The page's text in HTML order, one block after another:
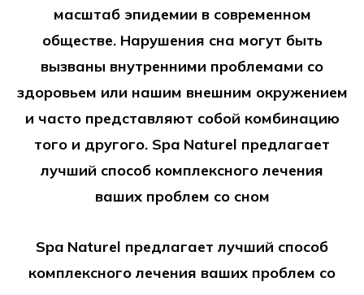
масштаб эпидемии в современном
обществе. Нарушения сна могут быть
вызваны внутренними проблемами со
здоровьем или нашим внешним окружением
и часто представляют собой комбинацию
того и другого. Spa Naturel предлагает
лучший способ комплексного лечения
ваших проблем со сном
Spa Naturel предлагает лучший способ
комплексного лечения ваших проблем со